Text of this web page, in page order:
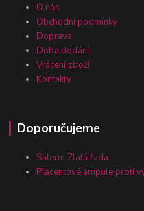
O nás
Obchodní podmínky
Doprava
Doba dodání
Vrácení zboží
Kontakty
Doporučujeme
Salerm Zlatá řada
Placentové ampule proti